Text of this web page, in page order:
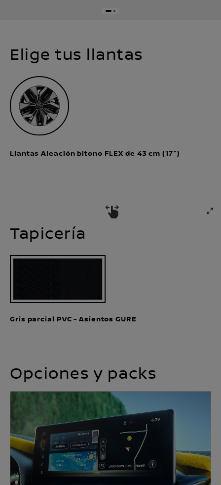
Elige tus llantas
Llantas Aleación bitono FLEX de 43 cm (17")
Tapicería
Gris parcial PVC - Asientos GURE
Opciones y packs